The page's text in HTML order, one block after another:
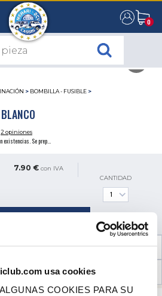
usa cookies
COOKIES PARA SU
0
0
> BOMBILLA - FUSIBLE >
2 opiniones
Se prep...
7.90 € con IVA
CANTIDAD